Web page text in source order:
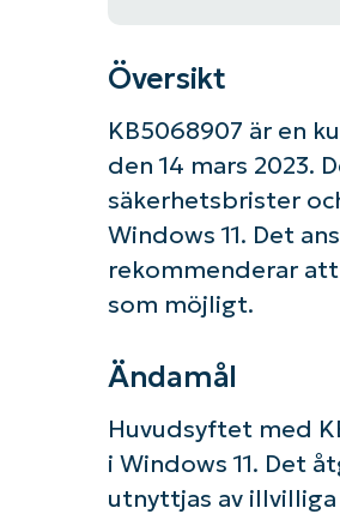
Översikt
KB5068907 är en
den 14 mars 2023.
säkerhetsbrister
Windows 11. Det
rekommenderar att
som möjligt.
Ändamål
Huvudsyftet med
i Windows 11. Det
utnyttjas av